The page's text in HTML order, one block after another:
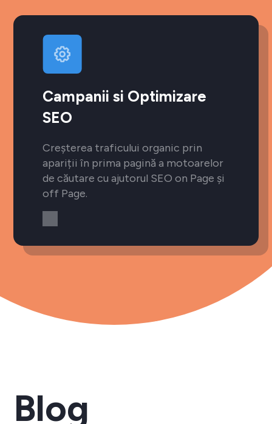
Campanii si Optimizare
SEO
Creșterea traficului organic prin
apariții în prima pagină a motoarelor
de căutare cu ajutorul SEO on Page și
off Page.
Blog